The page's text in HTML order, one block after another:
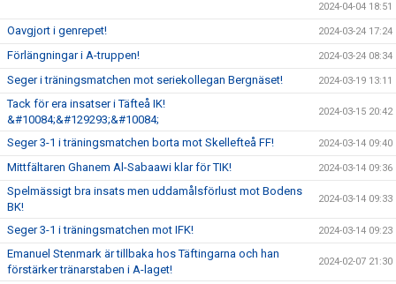
2024-04-04 18:51
Oavgjort i genrepet! 2024-03-24 17:24
Förlängningar i A-truppen! 2024-03-24 08:34
Seger i träningsmatchen mot seriekollegan Bergnäset! 2024-03-19 13:11
Tack för era insatser i Täfteå IK!
&#10084;&#129293;&#10084;
2024-03-15 20:42
Seger 3-1 i träningsmatchen borta mot Skellefteå FF! 2024-03-14 09:40
Mittfältaren Ghanem Al-Sabaawi klar för TIK! 2024-03-14 09:36
Spelmässigt bra insats men uddamålsförlust mot Bodens
BK!
2024-03-14 09:33
Seger 3-1 i träningsmatchen mot IFK! 2024-03-14 09:23
Emanuel Stenmark är tillbaka hos Täftingarna och han
förstärker tränarstaben i A-laget!
2024-02-07 21:30